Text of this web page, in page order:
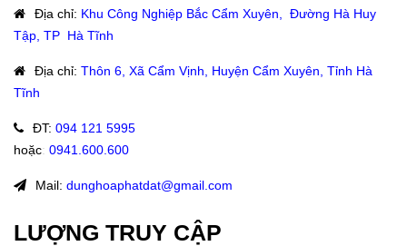
Địa chỉ: Khu Công Nghiệp Bắc Cẩm Xuyên, Đường Hà Huy
Tập, TP Hà Tĩnh
Địa chỉ: Thôn 6, Xã Cẩm Vịnh, Huyện Cẩm Xuyên, Tỉnh Hà
Tĩnh
ĐT: 094 121 5995
hoặc: 0941.600.600
Mail: dunghoaphatdat@gmail.com
LƯỢNG TRUY CẬP